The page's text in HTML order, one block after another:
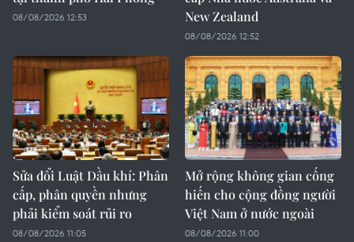
08/08/2026 12:53
New Zealand
08/08/2026 12:52
Sửa đổi Luật Dầu khí: Phân
cấp, phân quyền nhưng
phải kiểm soát rủi ro
08/08/2026 11:05
Mở rộng không gian cống
hiến cho cộng đồng người
Việt Nam ở nước ngoài
08/08/2026 11:00